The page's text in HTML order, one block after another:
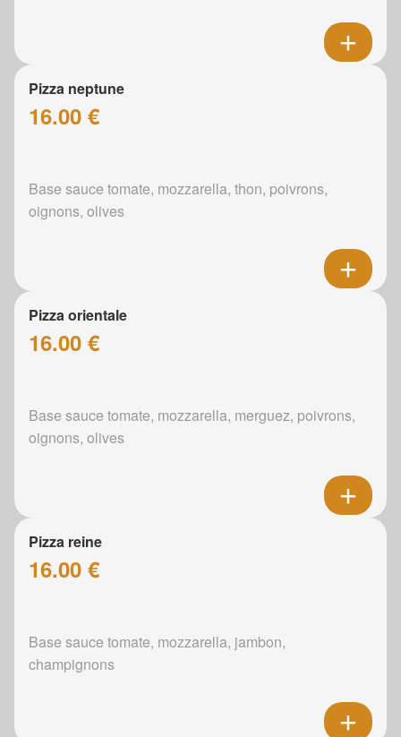
Pizza neptune
16.00 €
Base sauce tomate, mozzarella, thon, poivrons,
oignons, olives
Pizza orientale
16.00 €
Base sauce tomate, mozzarella, merguez, poivrons,
oignons, olives
Pizza reine
16.00 €
Base sauce tomate, mozzarella, jambon,
champignons